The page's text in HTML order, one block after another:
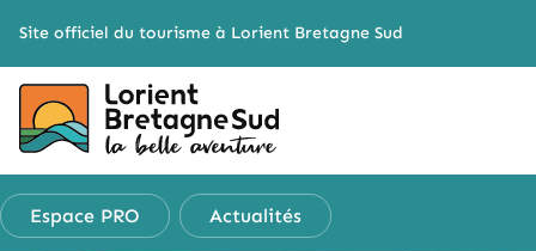
Site officiel du tourisme à Lorient Bretagne Sud
Espace PRO Actualités